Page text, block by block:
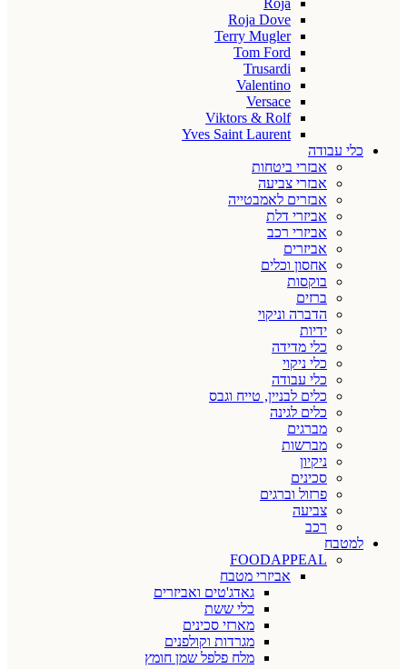
Roja
Roja Dove
Terry Mugler
Tom Ford
Trusardi
Valentino
Versace
Viktors & Rolf
Yves Saint Laurent
כלי עבודה
אבזרי ביטחות
אבזרי צביעה
אבזרים לאמבטייה
אביזרי דלת
אביזרי רכב
אביזרים
אחסון וכלים
בוקסות
ברזים
הדברה וניקוי
ידיות
כלי מדידה
כלי ניקוי
כלי עבודה
כלים לבניין, טייח וגבס
כלים לגינה
מברגים
מברשות
ניקיון
סכינים
פרזול וברגים
צביעה
רכב
למטבח
FOODAPPEAL
אביזרי מטבח
גאדג'טים ואביזרים
כלי ששת
מארזי סכינים
מגרדות וקולפנים
מלח פלפל שמן חומץ